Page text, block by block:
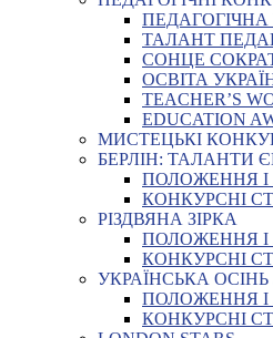
ТАЛАНТ
СОНЦЕ
ОСВІТА
TEACHER’S
EDUCATION
МИСТЕЦЬКІ
БЕРЛІН: ТАЛАНТИ
ПОЛОЖЕННЯ І
КОНКУРСНІ
РІЗДВЯНА ЗІРКА
ПОЛОЖЕННЯ І
КОНКУРСНІ
УКРАЇНСЬКА
ПОЛОЖЕННЯ І
КОНКУРСНІ